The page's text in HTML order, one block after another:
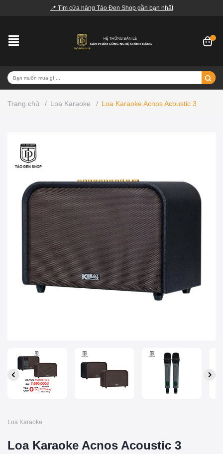
📍 Tìm cửa hàng Táo Đen Shop gần bạn nhất
Trang chủ / Loa Karaoke / Loa Karaoke Acnos Acoustic 3
Loa Karaoke
Loa Karaoke Acnos Acoustic 3